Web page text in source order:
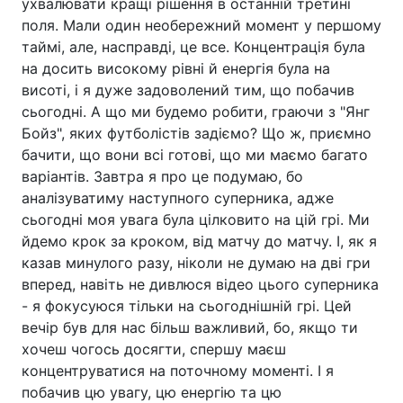
ухвалювати кращі рішення в останній третині
поля. Мали один необережний момент у першому
таймі, але, насправді, це все. Концентрація була
на досить високому рівні й енергія була на
висоті, і я дуже задоволений тим, що побачив
сьогодні. А що ми будемо робити, граючи з "Янг
Бойз", яких футболістів задіємо? Що ж, приємно
бачити, що вони всі готові, що ми маємо багато
варіантів. Завтра я про це подумаю, бо
аналізуватиму наступного суперника, адже
сьогодні моя увага була цілковито на цій грі. Ми
йдемо крок за кроком, від матчу до матчу. І, як я
казав минулого разу, ніколи не думаю на дві гри
вперед, навіть не дивлюся відео цього суперника
- я фокусуюся тільки на сьогоднішній грі. Цей
вечір був для нас більш важливий, бо, якщо ти
хочеш чогось досягти, спершу маєш
концентруватися на поточному моменті. І я
побачив цю увагу, цю енергію та цю